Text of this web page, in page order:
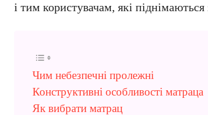
і тим користувачам, які
Чим небезпечні пролежні
Конструктивні особливості матраца
Як вибрати матрац